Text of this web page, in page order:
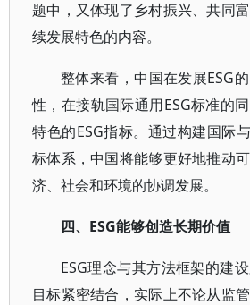
题中，又体现了乡村振兴、共同
续发展特色的内容。
整体来看，中国在发展ESG
性，在接轨国际通用ESG标准的
特色的ESG指标。通过构建国际
标体系，中国将能够更好地推动
济、社会和环境的协调发展。
四、ESG能够创造长期价值
ESG理念与其方法框架的建
目标紧密结合，实际上不论从监